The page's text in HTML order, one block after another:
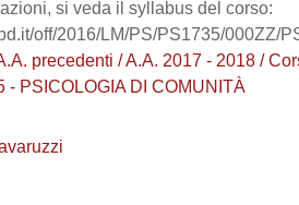
si veda il syllabus del corso:
off/2016/LM/PS/PS1735/000ZZ/
precedenti / A.A. 2017 - 2018 /
- PSICOLOGIA DI COMUNITÀ